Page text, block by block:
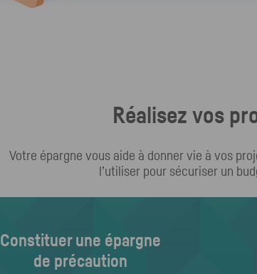
Réalisez vos
Votre épargne vous aide à donner vie à vos
l’utiliser pour sécuriser un
Constituer une épargne
de précaution